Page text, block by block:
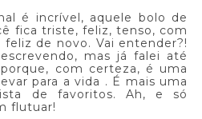
é incrível, aquele bolo de
fica triste, feliz, tenso, com
feliz de novo. Vai entender?!
mas já falei até
com certeza, é uma
para a vida . É mais uma
de favoritos. Ah, e só
flutuar!